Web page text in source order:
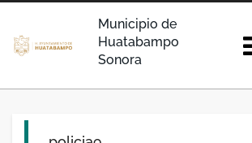
Municipio de
Huatabampo
Sonora